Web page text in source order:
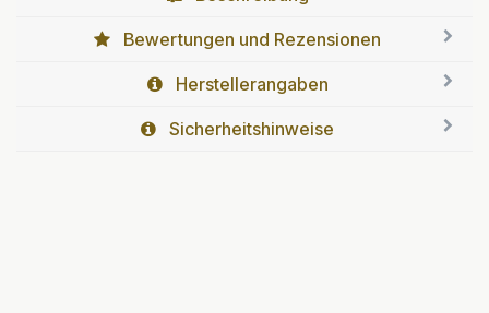
Bewertungen und Rezensionen
Herstellerangaben
Sicherheitshinweise